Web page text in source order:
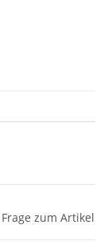
Frage zum Artikel